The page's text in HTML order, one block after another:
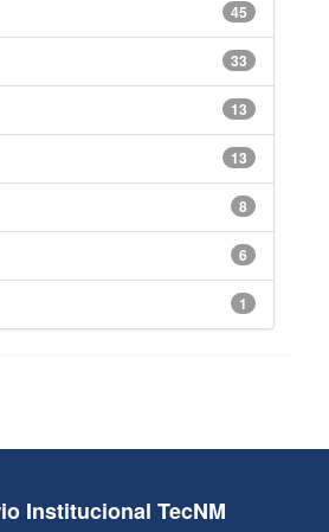
45
33
13
13
8
6
1
Institucional TecNM